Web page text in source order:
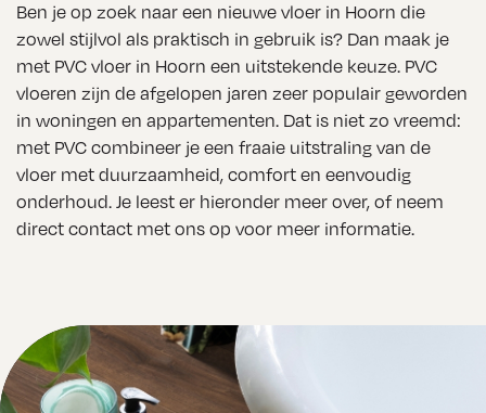
Ben je op zoek naar een nieuwe vloer in Hoorn die
zowel stijlvol als praktisch in gebruik is? Dan maak je
met PVC vloer in Hoorn een uitstekende keuze. PVC
vloeren zijn de afgelopen jaren zeer populair geworden
in woningen en appartementen. Dat is niet zo vreemd:
met PVC combineer je een fraaie uitstraling van de
vloer met duurzaamheid, comfort en eenvoudig
onderhoud. Je leest er hieronder meer over, of neem
direct contact met ons op voor meer informatie.